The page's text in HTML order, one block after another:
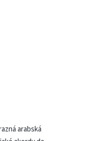
arabská